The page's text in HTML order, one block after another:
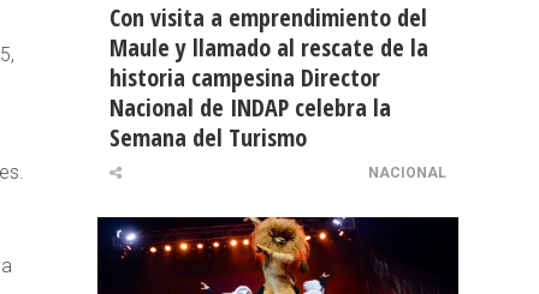
Con visita a emprendimiento del
Maule y llamado al rescate de la
historia campesina Director
Nacional de INDAP celebra la
Semana del Turismo
NACIONAL